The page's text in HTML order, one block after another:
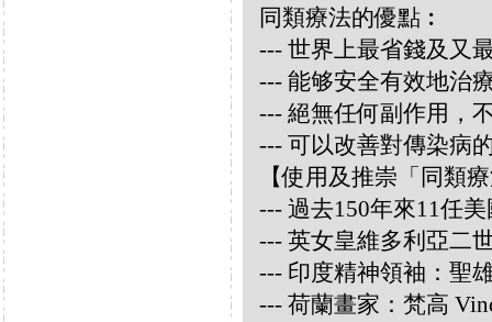
同類療法的優點︰
--- 世界上最省錢及又
--- 能够安全有效地治
--- 絕無任何副作用，
--- 可以改善對傳染病
【使用及推崇「同類
--- 過去150年來11任
--- 英女皇維多利亞二
--- 印度精神領袖：聖
--- 荷蘭畫家：梵高